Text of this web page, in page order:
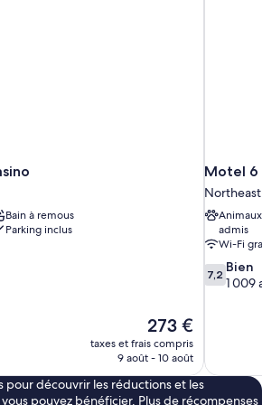
Bain à remous
Parking inclus
Le
nouveau
prix
de
273 €
taxes et frais compris
9 août - 10 août
Motel 6
admis
Wi-Fi
7.2
sur
7,2 Bien
1 009
pour découvrir les réductions et les
pouvez bénéficier. Plus de récompenses